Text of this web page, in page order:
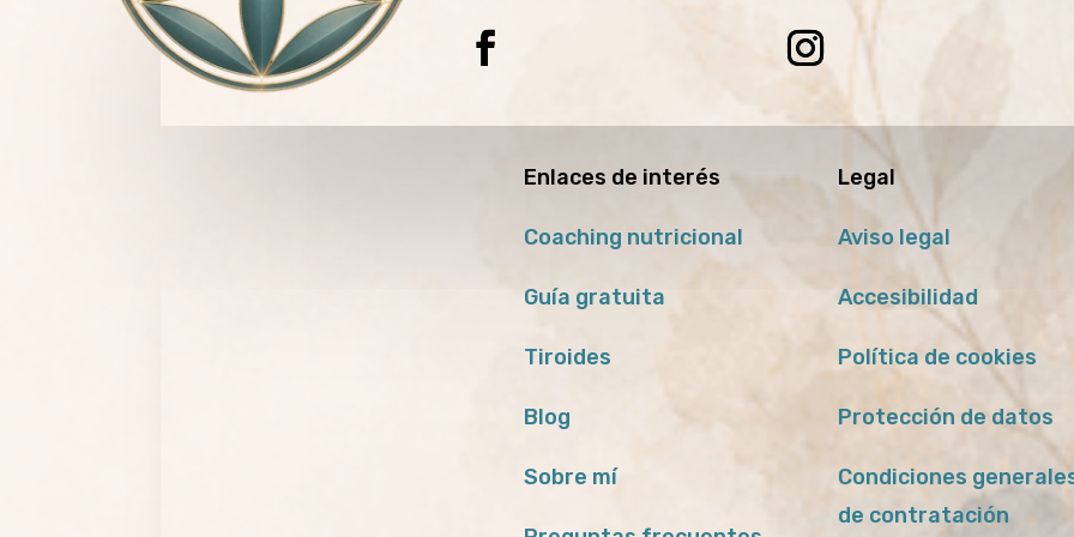
Enlaces de interés
Coaching nutricional
Guía gratuita
Tiroides
Blog
Sobre mí
Legal
Aviso legal
Accesibilidad
Política de cookies
Protección de datos
Condiciones
de contratación